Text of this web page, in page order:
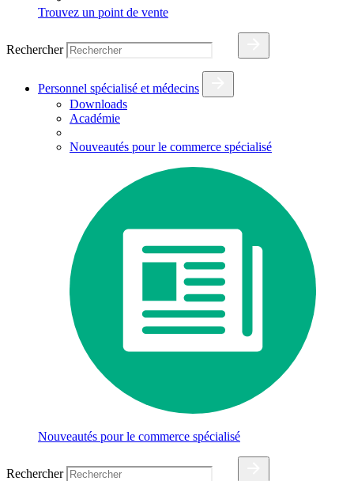
Trouvez un point de vente
Rechercher
Personnel spécialisé et médecins
Downloads
Académie
Nouveautés pour le commerce spécialisé
Nouveautés pour le commerce spécialisé
Rechercher